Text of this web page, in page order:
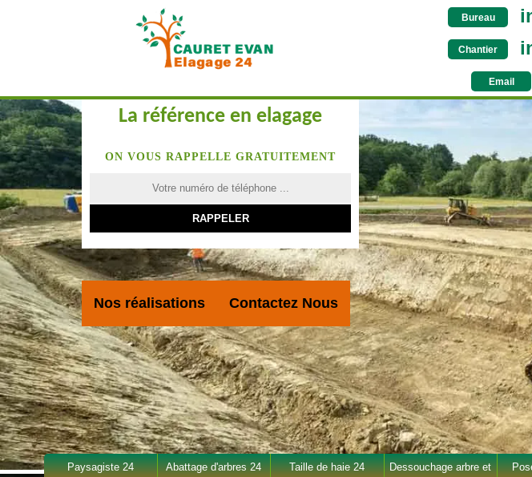
Bureau
Chantier
Email
La référence en elagage
ON VOUS RAPPELLE GRATUITEMENT
Nos réalisations Contactez Nous
Paysagiste 24 Abattage d'arbres 24 Taille de haie 24
Dessouchage arbre et